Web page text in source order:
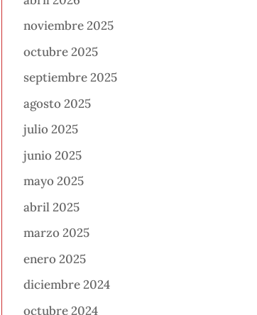
noviembre 2025
octubre 2025
septiembre 2025
agosto 2025
julio 2025
junio 2025
mayo 2025
abril 2025
marzo 2025
enero 2025
diciembre 2024
octubre 2024